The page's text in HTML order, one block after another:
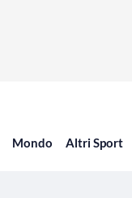
Mondo Altri Sport